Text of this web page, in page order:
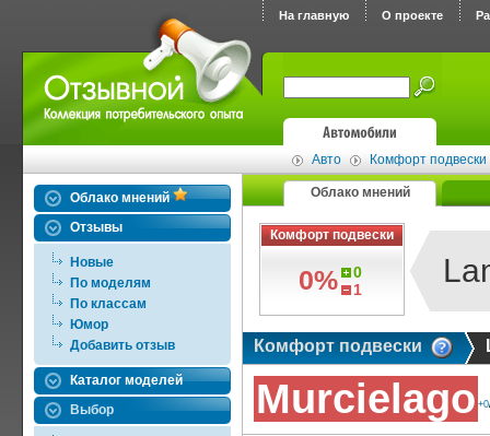
На главную О проекте
Авто Комфорт подвески
Облако мнений
Отзывы
Новые
По моделям
По классам
Юмор
Добавить отзыв
Каталог моделей
Выбор
Облако мнений
Комфорт подвески
0%
0
1
Комфорт подвески
Murcielago +0